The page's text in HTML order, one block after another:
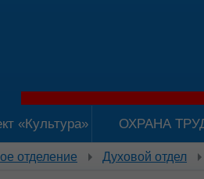
«Культура» ОХРАНА
отделение Духовой отдел